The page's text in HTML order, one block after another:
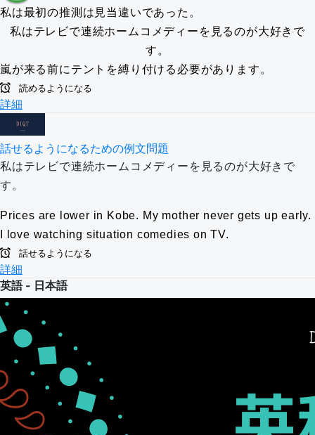
私は最初の推測は見当違いであった。
私はテレビで連続ホームコメディーを見るのが大好きで
す。
嵐が来る前にテントを縛り付ける必要があります。
読めるようになる
詳細
話せるようになるための例文問題
私はテレビで連続ホームコメディーを見るのが大好きで
す。
Prices are lower in Kobe. My mother never gets up early.
I love watching situation comedies on TV.
話せるようになる
詳細
英語 - 日本語